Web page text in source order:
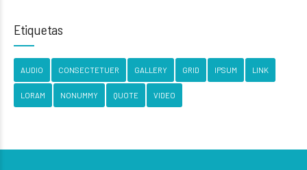
Etiquetas
AUDIO CONSECTETUER GALLERY GRID IPSUM LINK
LORAM NONUMMY QUOTE VIDEO